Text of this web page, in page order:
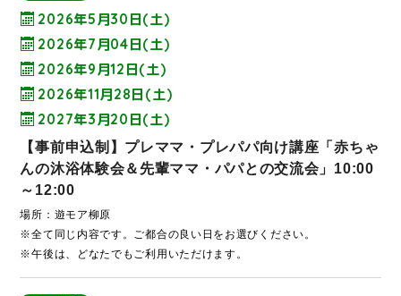
2026年5月30日(土)
2026年7月04日(土)
2026年9月12日(土)
2026年11月28日(土)
2027年3月20日(土)
【事前申込制】プレママ・プレパパ向け講座「赤ちゃ
んの沐浴体験会＆先輩ママ・パパとの交流会」10:00
～12:00
場所：遊モア柳原
※全て同じ内容です。ご都合の良い日をお選びください。
※午後は、どなたでもご利用いただけます。